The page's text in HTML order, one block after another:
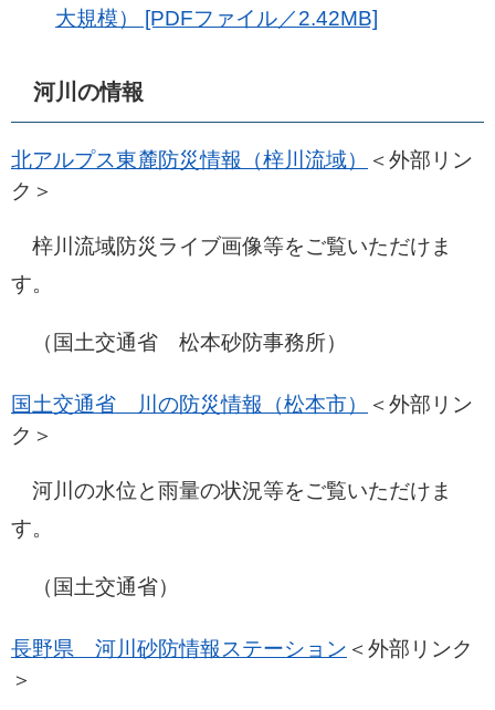
大規模） [PDFファイル／2.42MB]
河川の情報
北アルプス東麓防災情報（梓川流域）
＜外部リン
ク＞
梓川流域防災ライブ画像等をご覧いただけま
す。
（国土交通省 松本砂防事務所）
国土交通省 川の防災情報（松本市）
＜外部リン
ク＞
河川の水位と雨量の状況等をご覧いただけま
す。
（国土交通省）
長野県 河川砂防情報ステーション ＜外部リンク
＞